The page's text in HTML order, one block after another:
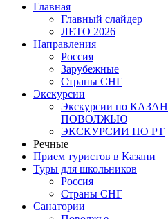
Главная
Главный слайдер
ЛЕТО 2026
Направления
Россия
Зарубежные
Страны СНГ
Экскурсии
Экскурсии по
ПОВОЛЖЬЮ
ЭКСКУРСИИ ПО РТ
Речные
Прием туристов в Казани
Туры для школьников
Россия
Страны СНГ
Санатории